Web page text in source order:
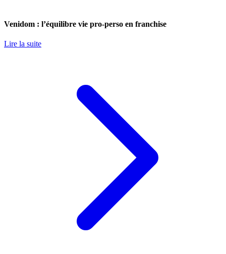
Venidom : l’équilibre vie pro-perso en franchise
Lire la suite